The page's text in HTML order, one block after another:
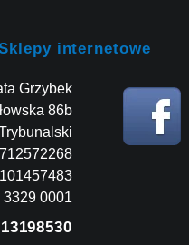
internetowe
Grzybek
86b
0001